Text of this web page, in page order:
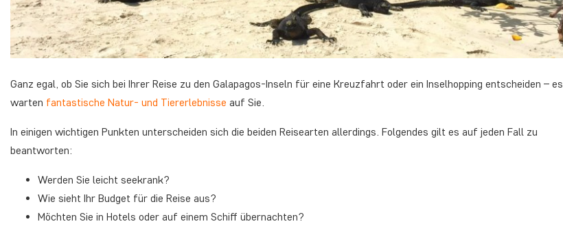
Ganz egal, ob Sie sich bei Ihrer Reise zu den Galapagos-Inseln für eine Kreuzfahrt oder ein Inselhopping entscheiden – es
warten fantastische Natur- und Tiererlebnisse auf Sie.
In einigen wichtigen Punkten unterscheiden sich die beiden Reisearten allerdings. Folgendes gilt es auf jeden Fall zu
beantworten:
Werden Sie leicht seekrank?
Wie sieht Ihr Budget für die Reise aus?
Möchten Sie in Hotels oder auf einem Schiff übernachten?